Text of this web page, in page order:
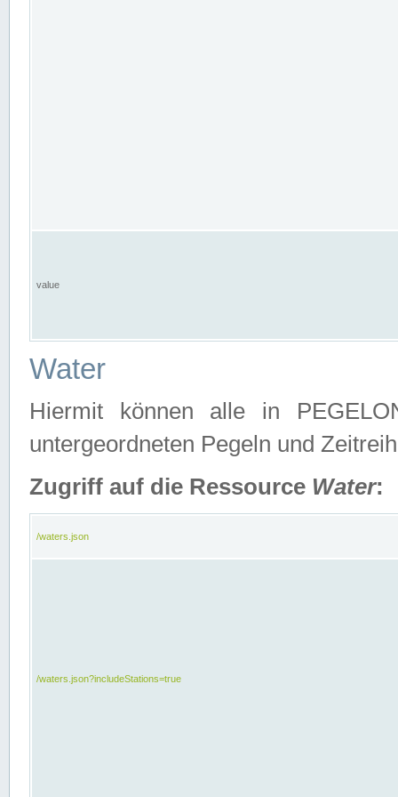
value
Water
Hiermit können alle in
untergeordneten Pegeln und
Zugriff auf die Ressource Water:
/waters.json
/waters.json?includeStations=true